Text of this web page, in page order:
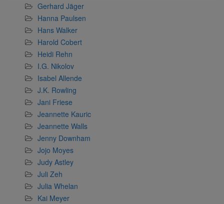
Gerhard Jäger
Hanna Paulsen
Hans Walker
Harold Cobert
Heidi Rehn
I.G. Nikolov
Isabel Allende
J.K. Rowling
Jani Friese
Jeannette Kauric
Jeannette Walls
Jenny Downham
Jojo Moyes
Judy Astley
Juli Zeh
Julia Whelan
Kai Meyer